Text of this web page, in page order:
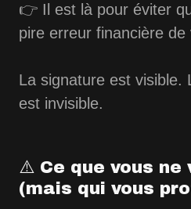
👉 Il est là pour éviter
pire erreur financière de
La signature est visible.
est invisible.
⚠️ Ce que vous ne
(mais qui vous